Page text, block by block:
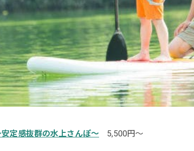
定感抜群の水上さんぽ～ 5,500円～